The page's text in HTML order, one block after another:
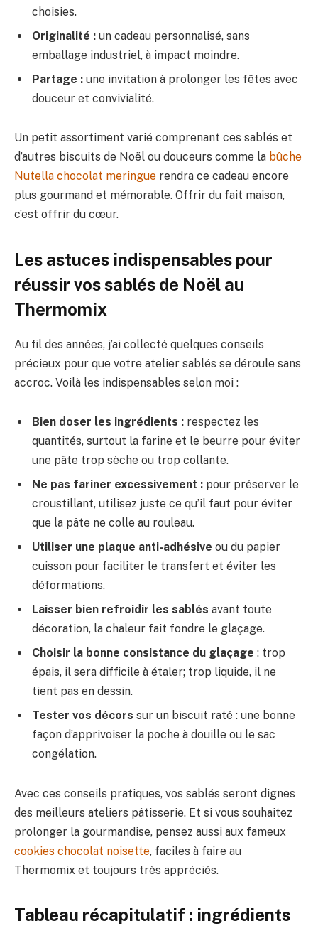
choisies.
Originalité : un cadeau personnalisé, sans
emballage industriel, à impact moindre.
Partage : une invitation à prolonger les fêtes avec
douceur et convivialité.
Un petit assortiment varié comprenant ces sablés et
d’autres biscuits de Noël ou douceurs comme la bûche
Nutella chocolat meringue rendra ce cadeau encore
plus gourmand et mémorable. Offrir du fait maison,
c’est offrir du cœur.
Les astuces indispensables pour
réussir vos sablés de Noël au
Thermomix
Au fil des années, j’ai collecté quelques conseils
précieux pour que votre atelier sablés se déroule sans
accroc. Voilà les indispensables selon moi :
Bien doser les ingrédients : respectez les
quantités, surtout la farine et le beurre pour éviter
une pâte trop sèche ou trop collante.
Ne pas fariner excessivement : pour préserver le
croustillant, utilisez juste ce qu’il faut pour éviter
que la pâte ne colle au rouleau.
Utiliser une plaque anti-adhésive ou du papier
cuisson pour faciliter le transfert et éviter les
déformations.
Laisser bien refroidir les sablés avant toute
décoration, la chaleur fait fondre le glaçage.
Choisir la bonne consistance du glaçage : trop
épais, il sera difficile à étaler; trop liquide, il ne
tient pas en dessin.
Tester vos décors sur un biscuit raté : une bonne
façon d’apprivoiser la poche à douille ou le sac
congélation.
Avec ces conseils pratiques, vos sablés seront dignes
des meilleurs ateliers pâtisserie. Et si vous souhaitez
prolonger la gourmandise, pensez aussi aux fameux
cookies chocolat noisette, faciles à faire au
Thermomix et toujours très appréciés.
Tableau récapitulatif : ingrédients